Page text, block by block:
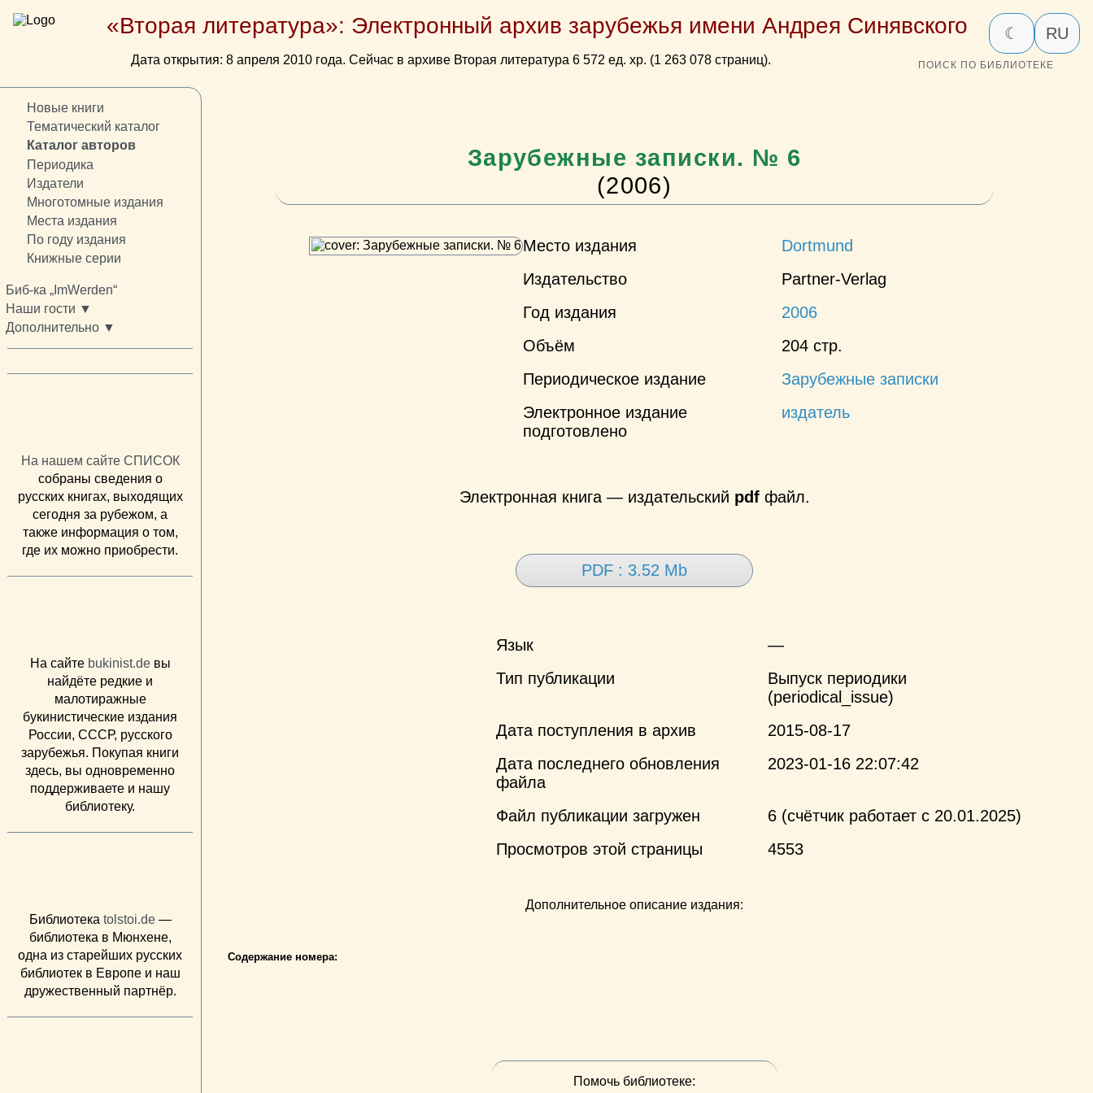
«Вторая литература»: Электронный архив зарубежья имени Андрея Синявского
Дата открытия: 8 апреля 2010 года. Сейчас в архиве Вторая литература 6 572 ед. хр. (1 263 078 страниц).
☾ RU
ПОИСК ПО БИБЛИОТЕКЕ
Новые книги
Тематический каталог
Каталог авторов
Периодика
Издатели
Многотомные издания
Места издания
По году издания
Книжные серии
Биб-ка „ImWerden“
Наши гости ▼
Дополнительно ▼
На нашем сайте СПИСОК
собраны сведения о
русских книгах, выходящих
сегодня за рубежом, а
также информация о том,
где их можно приобрести.
На сайте bukinist.deвы
найдёте редкие и
малотиражные
букинистические издания
России, СССР, русского
зарубежья. Покупая книги
здесь, вы одновременно
поддерживаете и нашу
библиотеку.
Библиотека tolstoi.de—
библиотека в Мюнхене,
одна из старейших русских
библиотек в Европе и наш
дружественный партнёр.
Зарубежные записки. № 6
(2006)
Место издания
Dortmund
Издательство
Partner-Verlag
Год издания
2006
Объём
204 стр.
Периодическое издание
Зарубежные записки
Электронное издание
подготовлено
издатель
Электронная книга — издательский pdfфайл.
PDF : 3.52 Mb
Язык
—
Тип публикации
Выпуск периодики
(periodical_issue)
Дата поступления в архив
2015-08-17
Дата последнего обновления
файла
2023-01-16 22:07:42
Файл публикации загружен
6 (счётчик работает с 20.01.2025)
Просмотров этой страницы
4553
Дополнительное описание издания:
Содержание номера:
Помочь библиотеке: